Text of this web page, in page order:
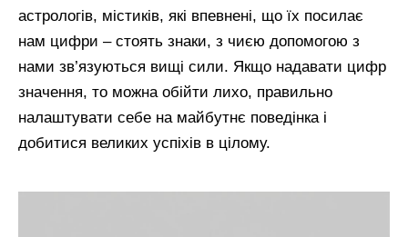
астрологів, містиків, які впевнені, що їх посилає
нам цифри – стоять знаки, з чиєю допомогою з
нами зв’язуються вищі сили. Якщо надавати цифр
значення, то можна обійти лихо, правильно
налаштувати себе на майбутнє поведінка і
добитися великих успіхів в цілому.